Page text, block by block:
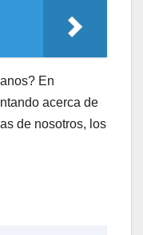
En
acerca de
de nosotros, los